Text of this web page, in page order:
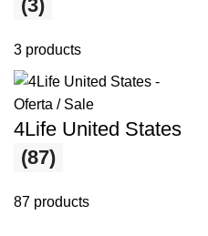
(3)
3 products
4Life United States
(87)
87 products